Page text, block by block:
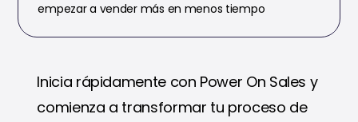
empezar a vender más en menos tiempo
Inicia rápidamente con Power On Sales y
comienza a transformar tu proceso de